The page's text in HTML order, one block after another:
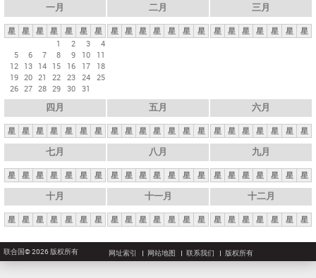
一月
星 星 星 星 星 星
星
1
2 3
4
5
6 7 8 9 10
11
12 13 14 15 16 17
18
19 20 21 22 23 24 25
26 27 28 29 30 31
二月
星 星 星 星 星 星 星
三月
星 星 星 星 星 星 星
四月
星 星 星 星 星 星 星
五月
星 星 星 星 星 星 星
六月
星 星 星 星 星 星 星
七月
星 星 星 星 星 星 星
八月
星 星 星 星 星 星 星
九月
星 星 星 星 星 星 星
十月
星 星 星 星 星 星 星
十一月
星 星 星 星 星 星 星
十二月
星 星 星 星 星 星 星
联合国© 2026 版权所有 网址索引 网站地图 联系我们 版权所有